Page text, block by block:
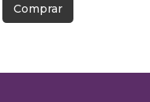
Comprar